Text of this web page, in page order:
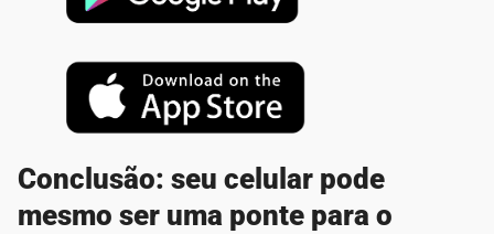
Conclusão: seu celular pode
mesmo ser uma ponte para o